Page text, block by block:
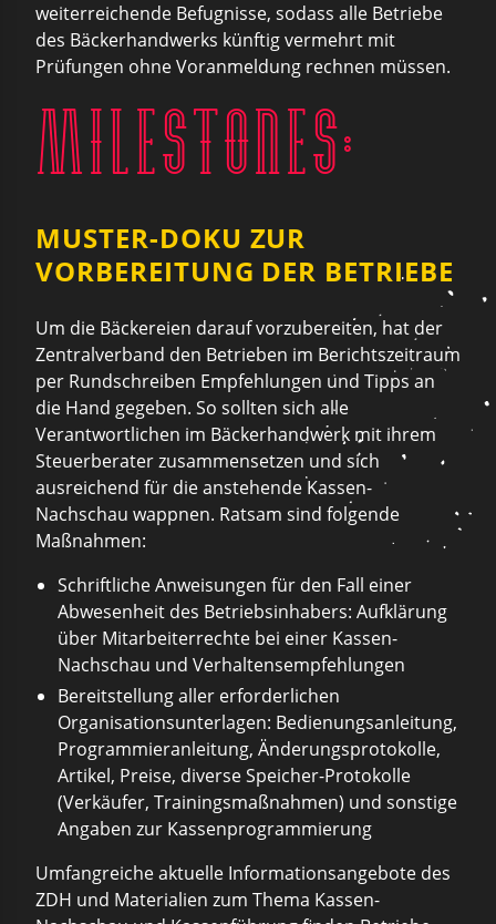
weiterreichende Befugnisse, sodass alle Betriebe
des Bäckerhandwerks künftig vermehrt mit
Prüfungen ohne Voranmeldung rechnen müssen.
Milestones:
MUSTER-DOKU ZUR
VORBEREITUNG DER BETRIEBE
Um die Bäckereien darauf vorzubereiten, hat der
Zentralverband den Betrieben im Berichtszeitraum
per Rundschreiben Empfehlungen und Tipps an
die Hand gegeben. So sollten sich alle
Verantwortlichen im Bäckerhandwerk mit ihrem
Steuerberater zusammensetzen und sich
ausreichend für die anstehende Kassen-
Nachschau wappnen. Ratsam sind folgende
Maßnahmen:
Schriftliche Anweisungen für den Fall einer
Abwesenheit des Betriebsinhabers: Aufklärung
über Mitarbeiterrechte bei einer Kassen-
Nachschau und Verhaltensempfehlungen
Bereitstellung aller erforderlichen
Organisationsunterlagen: Bedienungsanleitung,
Programmieranleitung, Änderungsprotokolle,
Artikel, Preise, diverse Speicher-Protokolle
(Verkäufer, Trainingsmaßnahmen) und sonstige
Angaben zur Kassenprogrammierung
Umfangreiche aktuelle Informationsangebote des
ZDH und Materialien zum Thema Kassen-